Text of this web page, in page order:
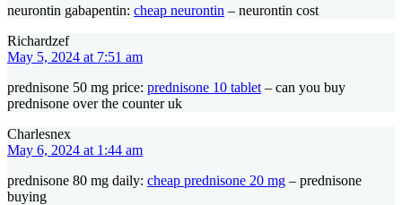
neurontin gabapentin: cheap neurontin – neurontin cost
Richardzef
May 5, 2024 at 7:51 am
prednisone 50 mg price: prednisone 10 tablet – can you buy
prednisone over the counter uk
Charlesnex
May 6, 2024 at 1:44 am
prednisone 80 mg daily: cheap prednisone 20 mg – prednisone
buying